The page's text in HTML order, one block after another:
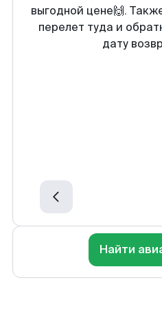
выгодной цене🙌.
перелет туда и
дату
Найти